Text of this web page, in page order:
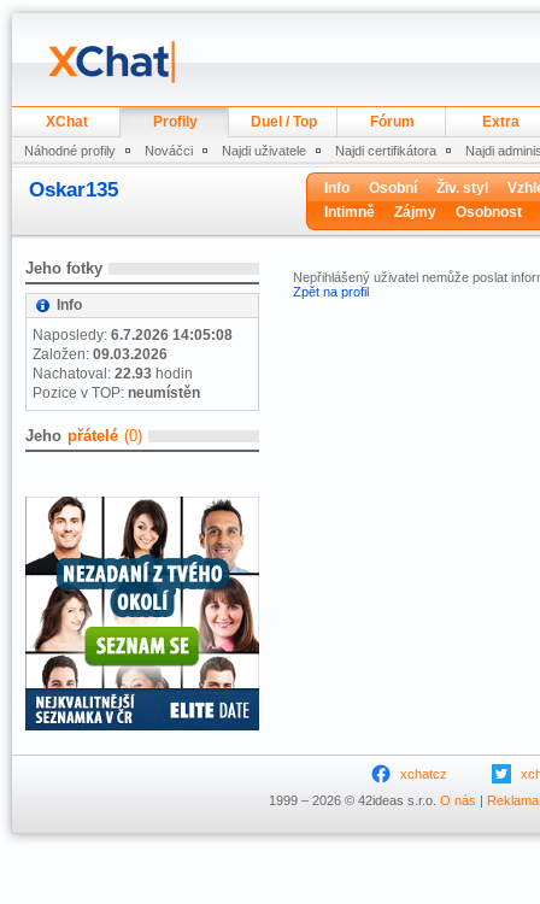
XChat Profily Duel / Top Fórum Extra
Náhodné profily Nováčci Najdi uživatele Najdi certifikátora Najdi
Oskar135 Info Osobní Živ. styl
Intimně
Zájmy Osobnost
Jeho fotky
Info
Naposledy: 6.7.2026 14:05:08
Založen: 09.03.2026
Nachatoval: 22.93 hodin
Pozice v TOP: neumístěn
Jeho přátelé (0)
Nepřihlášený uživatel nemůže poslat
Zpět na profil
xchatcz
1999 – 2026 © 42ideas s.r.o. O nás | Reklama